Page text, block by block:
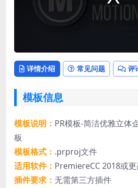
详情介绍 常见问题 评
模板信息
模板说明： PR模板-简洁优雅立体
板
模板格式： .prproj文件
适用软件： PremiereCC 2018或
插件要求： 无需第三方插件